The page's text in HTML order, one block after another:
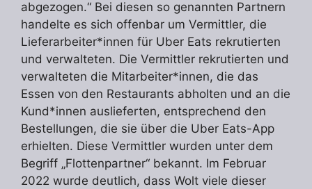
abgezogen.“ Bei diesen so genannten Partnern
handelte es sich offenbar um Vermittler, die
Lieferarbeiter*innen für Uber Eats rekrutierten
und verwalteten. Die Vermittler rekrutierten und
verwalteten die Mitarbeiter*innen, die das
Essen von den Restaurants abholten und an die
Kund*innen auslieferten, entsprechend den
Bestellungen, die sie über die Uber Eats-App
erhielten. Diese Vermittler wurden unter dem
Begriff „Flottenpartner“ bekannt. Im Februar
2022 wurde deutlich, dass Wolt viele dieser